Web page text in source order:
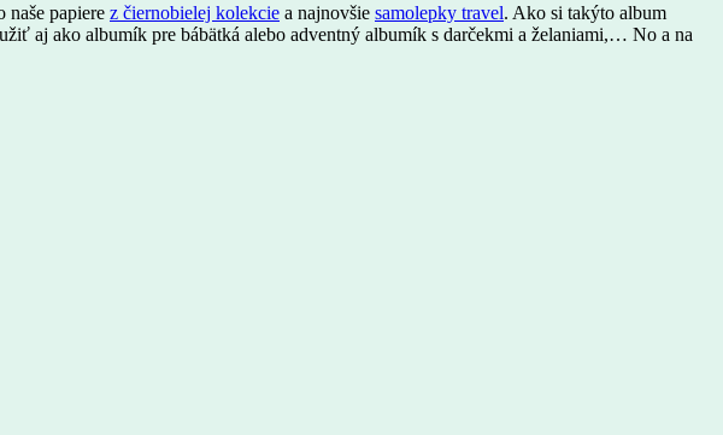
papiere z čiernobielej kolekcie a najnovšie samolepky travel. Ako si takýto album
aj ako albumík pre bábätká alebo adventný albumík s darčekmi a želaniami,… No a na